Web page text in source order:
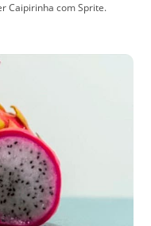
Caipirinha com Sprite.